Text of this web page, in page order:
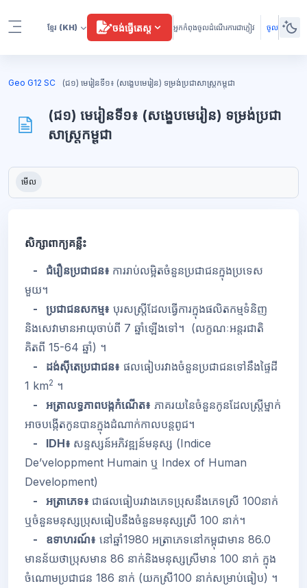
ខ្មែរ (KH) ចង់ធ្វើតេស្ត អ្នកកំពុងចូលដំណើរការជាភ្ញៀវ ចូល
Geo G12 SC (ជ១) មេរៀនទី១៖ (សង្ខេបមេរៀន) ទម្រង់ប្រជាសាស្រ្តកម្ពុជា
(ជ១) មេរៀនទី១៖ (សង្ខេបមេរៀន) ទម្រង់ប្រជា
សាស្រ្តកម្ពុជា
ប្លុក
តម្រូវការសម្រាប់ការបញ្ចប់
មើល
សិក្សាពាក្យគន្លឹះ
- ជំរឿនប្រជាជន៖ ការរាប់លម្អិតចំនួនប្រជាជនក្នុងប្រទេស
មួយ។
- ប្រជាជនសកម្ម៖ បុរសស្ត្រីដែលធ្វើការក្នុងផលិតកម្មទំនិញ ​
និងសេវាមានអាយុចាប់ពី 7 ឆ្នាំឡើងទៅ។ (លក្ខណៈអន្តរជាតិ
គិតពី 15-64 ឆ្នាំ) ។
- ដង់ស៊ីតេប្រជាជន៖ ផលធៀបរវាងចំនួនប្រជាជនទៅនឹងផ្ទៃដី
1 km2 ។
- អត្រាលទ្ធភាពបង្កកំណើត៖ ភាគរយនៃចំនួនកូនដែលស្ត្រីម្នាក់
អាចបង្កើតកូនបានក្នុងដំណាក់កាលបន្តពូជ។
- IDH៖ សន្ទស្សន៍អភិវឌ្ឍន៍មនុស្ស (Indice
De’veloppment Humain ឬ Index of Human
Development)
- អត្រាភេទ៖ ជាផលធៀបរវាងភេទប្រុសនឹងភេទស្រី 100​នាក់
ឬចំនួនមនុស្សប្រុសធៀបនឹងចំនួនមនុស្សស្រី 100 នាក់។
- ឧទាហរណ៍៖ នៅឆ្នាំ1980 អត្រាភេទនៅកម្ពុជាមាន 86.0
មានន័យថាប្រុសមាន 86 នាក់​​និងមនុស្សស្រីមាន 100 នាក់ ក្នុង
ចំណោមប្រជាជន 186 នាក់ (យកស្រី100 នាក់សម្រាប់ធៀប) ។